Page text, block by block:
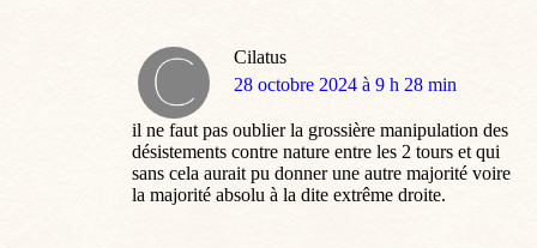
Cilatus
dit
28 octobre 2024 à 9 h 28 min
il ne faut pas oublier la grossière manipulation des
désistements contre nature entre les 2 tours et qui
sans cela aurait pu donner une autre majorité voire
la majorité absolu à la dite extrême droite.